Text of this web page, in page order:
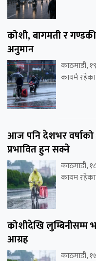
कोशी, बागमती र
अनुमान
काठमाडौं,
कायमै
आज पनि देशभर वर्षाको
प्रभावित हुन सक्ने
काठमाडौं,
कायम
कोशीदेखि लुम्बिनीसम्म
आग्रह
काठमाडौं,